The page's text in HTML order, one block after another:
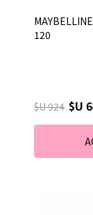
120
$U 924 $U